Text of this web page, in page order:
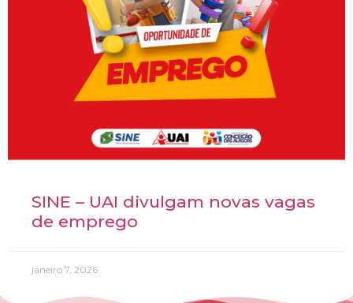
SINE – UAI divulgam novas vagas
de emprego
janeiro 7, 2026